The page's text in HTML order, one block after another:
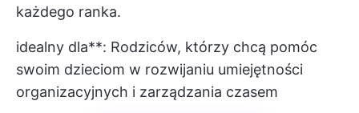
każdego ranka.
idealny dla**: Rodziców, którzy chcą pomóc
swoim dzieciom w rozwijaniu umiejętności
organizacyjnych i zarządzania czasem